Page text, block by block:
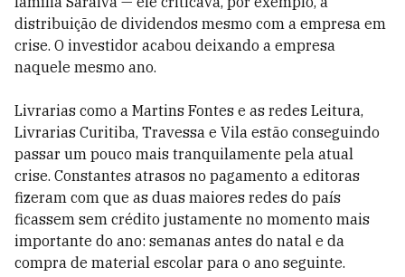
distribuição de dividendos mesmo com a empresa em
crise. O investidor acabou deixando a empresa
naquele mesmo ano.
Livrarias como a Martins Fontes e as redes Leitura,
Livrarias Curitiba, Travessa e Vila estão conseguindo
passar um pouco mais tranquilamente pela atual
crise. Constantes atrasos no pagamento a editoras
fizeram com que as duas maiores redes do país
ficassem sem crédito justamente no momento mais
importante do ano: semanas antes do natal e da
compra de material escolar para o ano seguinte.